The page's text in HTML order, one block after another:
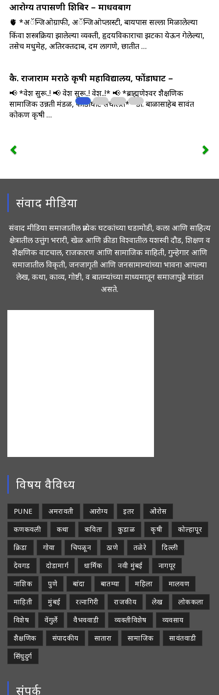
आरोग्य तपासणी शिबिर – माधवबाग
🫀 *अॅन्जिओग्राफी, अॅन्जिओप्लास्टी, बायपास सल्ला मिळालेल्या
किंवा शस्त्रक्रिया झालेल्या व्यक्ती, हृदयविकाराचा झटका येऊन गेलेल्या,
तसेच मधुमेह, अतिरक्तदाब, दम लागणे, छातीत …
कै. राजाराम मराठे कृषी महाविद्यालय, फोंडाघाट –
📢 *प्रवेश सुरू..! 📢 प्रवेश सुरू..! प्रवेश..!* 📢 *ब्राह्मणेश्वर शैक्षणिक
सामाजिक उन्नती मंडळ, फोंडाघाट संचलित* *डॉ. बाळासाहेब सावंत
कोकण कृषी …
संवाद मीडिया
संवाद मीडिया समाजातील प्रत्येक घटकांच्या घडामोडी, कला आणि साहित्य
क्षेत्रातील उत्तुंग भरारी, खेळ आणि क्रीडा विश्वातील यशस्वी दौड, शिक्षण व
शैक्षणिक वाटचाल, राजकारण आणि सामाजिक माहिती, गुन्हेगार आणि
समाजातील विकृती, जनजागृती आणि जनसामान्यांच्या भावना आपल्या
लेख, कथा, काव्य, गोष्टी, व बातम्यांच्या माध्यमातून समाजापुढे मांडत
असते.
विषय वैविध्य
PUNE अमरावती आरोग्य इतर
ओरोस
कणकवली
कथा कविता कुडाळ कृषी
कोल्हापूर
क्रिडा
गोवा चिपळून ठाणे तळेरे
दिल्ली
देवगड
दोडामार्ग धार्मिक नवी मुंबई
नागपूर
नाशिक
पुणे बांदा बातम्या महिला
मालवण
माहिती
मुंबई रत्नागिरी राजकीय लेख
लोककला
विशेष
वेंगुर्ले वैभववाडी व्यक्तीविशेष
व्यवसाय
शैक्षणिक
संपादकीय सातारा सामाजिक
सावंतवाडी
सिंधुदुर्ग
संपर्क